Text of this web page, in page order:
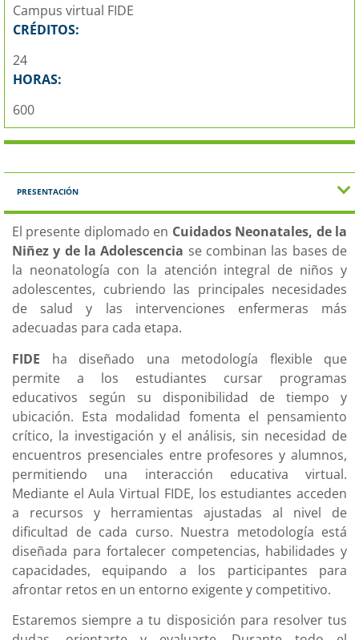
Campus virtual FIDE
CRÉDITOS:
24
HORAS:
600
PRESENTACIÓN
El presente diplomado en Cuidados Neonatales, de la
Niñez y de la Adolescencia se combinan las bases de
la neonatología con la atención integral de niños y
adolescentes, cubriendo las principales necesidades
de salud y las intervenciones enfermeras más
adecuadas para cada etapa.
FIDE ha diseñado una metodología flexible que
permite a los estudiantes cursar programas
educativos según su disponibilidad de tiempo y
ubicación. Esta modalidad fomenta el pensamiento
crítico, la investigación y el análisis, sin necesidad de
encuentros presenciales entre profesores y alumnos,
permitiendo una interacción educativa virtual.
Mediante el Aula Virtual FIDE, los estudiantes acceden
a recursos y herramientas ajustadas al nivel de
dificultad de cada curso. Nuestra metodología está
diseñada para fortalecer competencias, habilidades y
capacidades, equipando a los participantes para
afrontar retos en un entorno exigente y competitivo.
Estaremos siempre a tu disposición para resolver tus